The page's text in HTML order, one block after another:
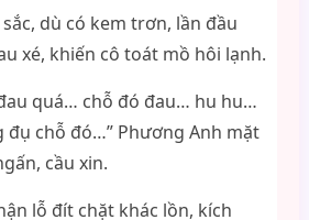
dù có kem trơn, lần đầu
xé, khiến cô toát mồ hôi lạnh.
quá… chỗ đó đau… hu hu…
chỗ đó…” Phương Anh mặt
cầu xin.
lỗ đít chặt khác lồn, kích